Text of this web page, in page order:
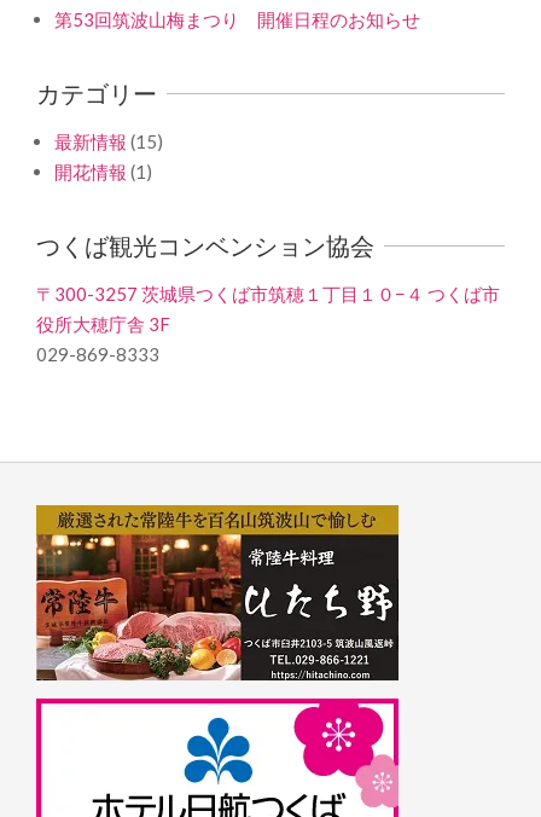
第53回筑波山梅まつり 開催日程のお知らせ
カテゴリー
最新情報 (15)
開花情報 (1)
つくば観光コンベンション協会
〒300-3257 茨城県つくば市筑穂１丁目１０−４ つくば市
役所大穂庁舎 3F
029-869-8333